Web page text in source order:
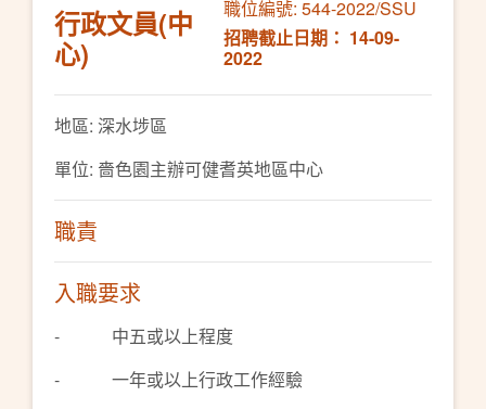
行政文員(中
心)
職位編號: 544-2022/SSU
招聘截止日期： 14-09-
2022
地區: 深水埗區
單位: 嗇色園主辦可健耆英地區中心
職責
入職要求
- 中五或以上程度
- 一年或以上行政工作經驗